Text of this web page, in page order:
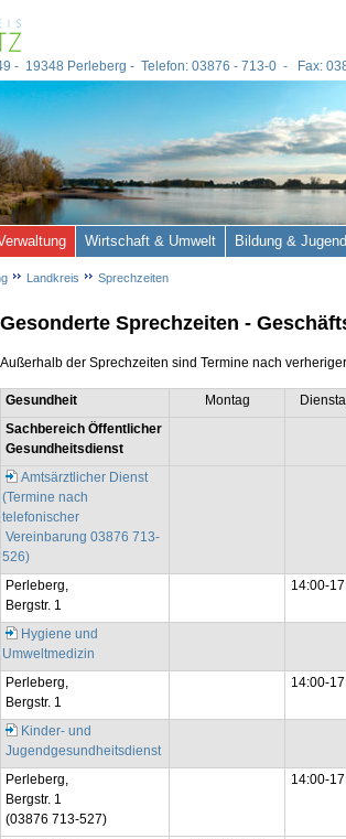
Gesonderte Sprechzeiten -
Außerhalb der Sprechzeiten sind Termine nach
Gesundheit Montag
Sachbereich Öffentlicher
Gesundheitsdienst
Amtsärztlicher Dienst
(Termine nach
telefonischer
Vereinbarung 03876 713-
526)
Perleberg,
Bergstr. 1
14:00-
Hygiene und
Umweltmedizin
Perleberg,
Bergstr. 1
14:00-
Kinder- und
Jugendgesundheitsdienst
Perleberg,
Bergstr. 1
(03876 713-527)
14:00-
- 19348 Perleberg - Telefon: 03876 - 713-0 - Fax:
Wirtschaft & Umwelt Bildung & Jugend
Landkreis Sprechzeiten